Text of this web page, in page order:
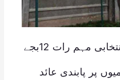
باغ اور حویلی میں انتخابی مہم رات 12بجے
پر پابندی عائد